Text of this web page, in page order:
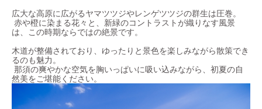
広大な高原に広がるヤマツツジやレンゲツツジの群生は圧巻。
赤や橙に染まる花々と、新緑のコントラストが織りなす風景
は、この時期ならではの絶景です。
木道が整備されており、ゆったりと景色を楽しみながら散策でき
るのも魅力。
那須の爽やかな空気を胸いっぱいに吸い込みながら、初夏の自
然美をご堪能ください。